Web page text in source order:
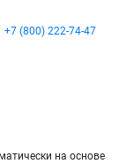
+7 (800) 222-74-47
на основе